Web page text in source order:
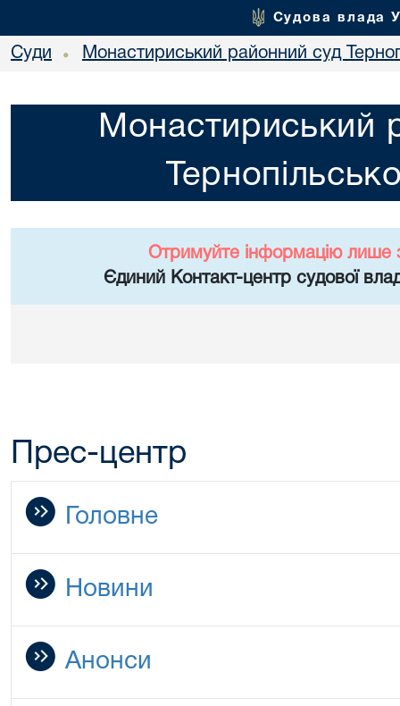
Судова влада
Суди • Монастириський районний суд
Монастириський
Отримуйте інформацію лише
Єдиний Контакт-центр судової
Прес-центр
Головне
Новини
Анонси